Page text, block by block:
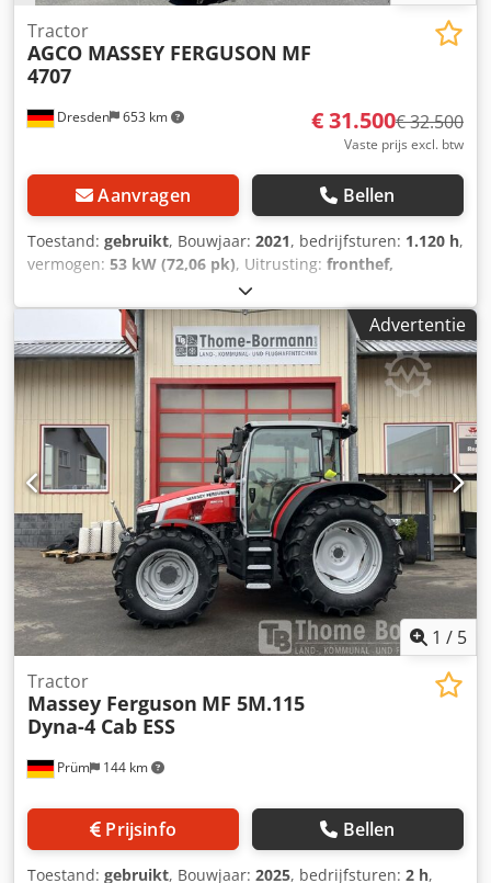
Dresden 653 km
Tractor
AGCO MASSEY FERGUSON MF
4707
€ 31.500€ 32.500
Vaste prijs excl. btw
Aanvragen Bellen
Toestand: gebruikt, Bouwjaar: 2021, bedrijfsturen: 1.120 h,
vermogen: 53 kW (72,06 pk), Uitrusting: fronthef,
, * Duitse machine uit eerste hand,
zeer goede staat * TABMC040VK5115005 * Onderhouden
volgens serviceboekje * Straatlegaal, 40 km/u * 4x4
vierwielaandrijving * Bouwjaar 2021 * Bedrijfsgewicht
6.200 kg * Bandenmaat 340/85 R24 voor, 420/85 R34
achter, ca. 80% * Credpfx Aey Ubgujfnjf * Ik stuur u graag
een video via WhatsApp * WhatsApp: * Contact Pools, ?????
?????: * Verkoop alleen aan handelaren, zonder garantie,
alle gegevens onder voorbehoud, tussentijdse verkoop
voorbehouden
Advertentie
1 / 5
Prüm 144 km
Tractor
Massey Ferguson MF 5M.115
Dyna-4 Cab ESS
Prijsinfo Bellen
Toestand: gebruikt, Bouwjaar: 2025, bedrijfsturen: 2 h,